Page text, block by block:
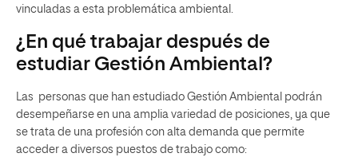
vinculadas a esta problemática ambiental.
¿En qué trabajar después de
estudiar Gestión Ambiental?
Las personas que han estudiado Gestión Ambiental podrán
desempeñarse en una amplia variedad de posiciones, ya que
se trata de una profesión con alta demanda que permite
acceder a diversos puestos de trabajo como: